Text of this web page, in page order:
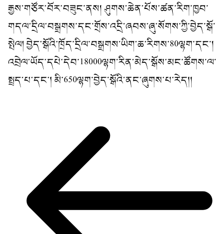
རྒྱས་གཙོར་བོར་བཟུང་ནས། ཤུགས་ཆེན་པོས་ཚན་རིག་ཁྱབ་
གདལ་དྲིལ་བསྒྲགས་དང་གྲོས་འདྲི་ཞབས་ཞུ་སོགས་ཀྱི་བྱེད་སྒོ་
སྤེལ། བྱེད་སྒོའི་ཁྲོད་དྲིལ་བསྒྲགས་ཡིག་ཆ་རིགས་80ལྷག་དང་།
འབྲེལ་ཡོད་དཔེ་དེབ་18000ལྷག་རིན་མེད་སྒོས་མང་ཚོགས་ལ་
སྤྲད་པ་དང་། མི་650ལྷག་བྱེད་སྒོའི་ནང་ཞུགས་པ་རེད།།